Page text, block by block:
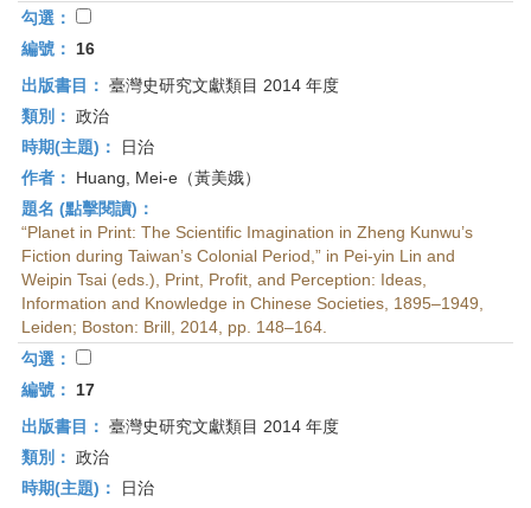
勾選：
編號：
16
出版書目： 臺灣史研究文獻類目 2014 年度
類別： 政治
時期(主題)：
日治
作者：
Huang, Mei-e（黃美娥）
題名 (點擊閱讀)：
“Planet in Print: The Scientific Imagination in Zheng Kunwu’s
Fiction during Taiwan’s Colonial Period,” in Pei-yin Lin and
Weipin Tsai (eds.), Print, Profit, and Perception: Ideas,
Information and Knowledge in Chinese Societies, 1895–1949,
Leiden; Boston: Brill, 2014, pp. 148–164.
勾選：
編號：
17
出版書目： 臺灣史研究文獻類目 2014 年度
類別： 政治
時期(主題)：
日治